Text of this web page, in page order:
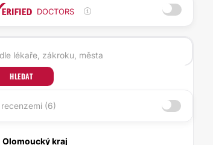
DOCTORS
HLEDAT
recenzemi (6)
Olomoucký kraj